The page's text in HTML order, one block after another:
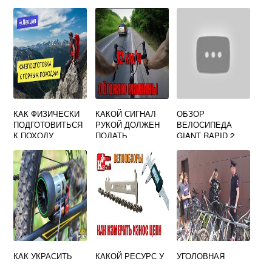
КАКУЮ СТОРОНУ
КАК ФИЗИЧЕСКИ
ПОДГОТОВИТЬСЯ
К ПОХОДУ
КАКОЙ СИГНАЛ
РУКОЙ ДОЛЖЕН
ПОДАТЬ
ЧТОБЫ
ОБОЗНАЧИТЬ
ОСТАНОВКУ
ВЫБЕРИТЕ ОДИН
ОТВЕТ
ОБЗОР
ВЕЛОСИПЕДА
GIANT RAPID 2
КАК УКРАСИТЬ
КАКОЙ РЕСУРС У
УГОЛОВНАЯ